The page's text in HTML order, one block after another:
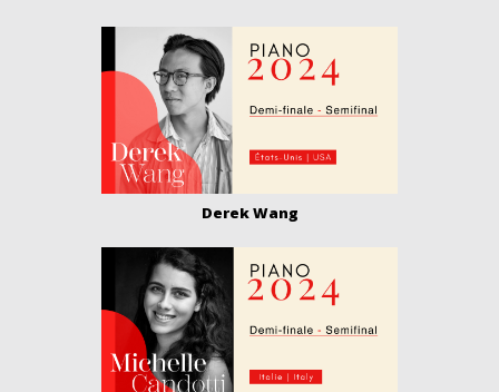
Derek Wang